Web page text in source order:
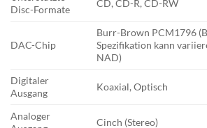
Disc-Formate
CD, CD-R, CD-RW
DAC-Chip
Burr-Brown PCM1796
Spezifikation kann
NAD)
Digitaler
Ausgang
Koaxial, Optisch
Analoger
Cinch (Stereo)